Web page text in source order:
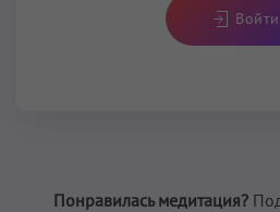
Войти
Понравилась медитация?